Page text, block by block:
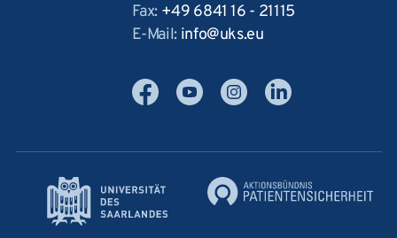
Fax: +49 6841 16 - 21115
E-Mail: info ukseu